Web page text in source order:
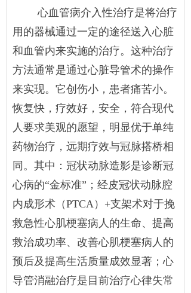
心血管病介入性治疗是将治疗
用的器械通过一定的途径送入心脏
和血管内来实施的治疗。这种治疗
方法通常是通过心脏导管术的操作
来实现。它创伤小，患者痛苦小。
恢复快，疗效好，安全，符合现代
人要求美观的愿望，明显优于单纯
药物治疗，远期疗效与冠脉搭桥相
同。其中：冠状动脉造影是诊断冠
心病的“金标准”；经皮冠状动脉腔
内成形术（PTCA）+支架术对于挽
救急性心肌梗塞病人的生命、提高
救治成功率、改善心肌梗塞病人的
预后及提高生活质量成效显著；心
导管消融治疗是目前治疗心律失常